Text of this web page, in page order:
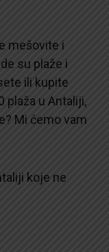
mešovite i
su plaže i
ili kupite
plaža u Antaliji,
Mi ćemo vam
koje ne